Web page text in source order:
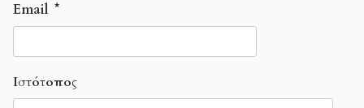
Email *
Ιστότοπος